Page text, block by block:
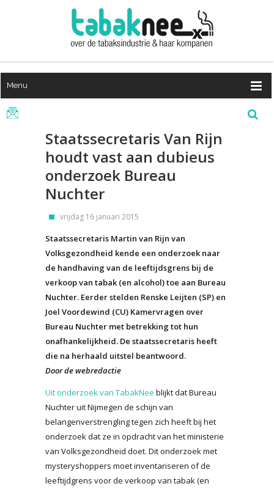
Menu
Staatssecretaris Van Rijn
houdt vast aan dubieus
onderzoek Bureau
Nuchter
vrijdag 16 januari 2015
Staatssecretaris Martin van Rijn van
Volksgezondheid kende een onderzoek naar
de handhaving van de leeftijdsgrens bij de
verkoop van tabak (en alcohol) toe aan Bureau
Nuchter. Eerder stelden Renske Leijten (SP) en
Joel Voordewind (CU) Kamervragen over
Bureau Nuchter met betrekking tot hun
onafhankelijkheid. De staatssecretaris heeft
die na herhaald uitstel beantwoord.
Door de webredactie
Uit onderzoek van TabakNee blijkt dat Bureau
Nuchter uit Nijmegen de schijn van
belangenverstrengling tegen zich heeft bij het
onderzoek dat ze in opdracht van het ministerie
van Volksgezondheid doet. Dit onderzoek met
mysteryshoppers moet inventariseren of de
leeftijdgrens voor de verkoop van tabak (en